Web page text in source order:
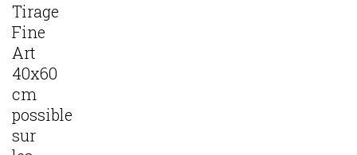
Tirage
Fine
Art
40x60
cm
possible
sur